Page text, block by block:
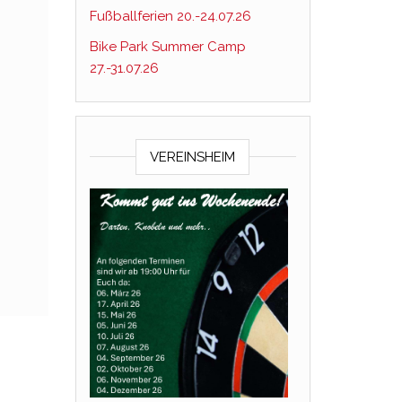
Fußballferien 20.-24.07.26
Bike Park Summer Camp
27.-31.07.26
VEREINSHEIM